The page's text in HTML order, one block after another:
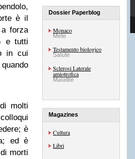
è il
forza
e tutti
in cui
molti
è
ed è
morti
Dossier Paperblog
Monaco
Mete
Testamento biologico
Salute
Sclerosi Laterale
amiotrofica
Malattie
Magazines
Cultura
Libri